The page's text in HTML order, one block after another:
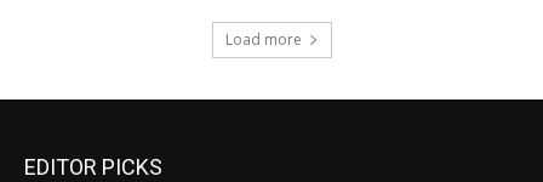
Load more
EDITOR PICKS